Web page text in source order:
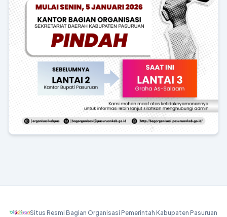
Situs Resmi Bagian Organisasi Pemerintah Kabupaten Pasuruan